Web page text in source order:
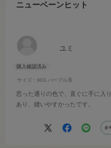
ユミ
サイズ：903.パープル系
ニューベーンヒット
思った通りの色で、直ぐに手に入
あり、縫いやすかったです。
参